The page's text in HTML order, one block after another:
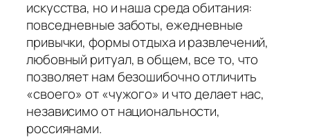
искусства, но и наша среда обитания:
повседневные заботы, ежедневные
привычки, формы отдыха и развлечений,
любовный ритуал, в общем, все то, что
позволяет нам безошибочно отличить
«своего» от «чужого» и что делает нас,
независимо от национальности,
россиянами.